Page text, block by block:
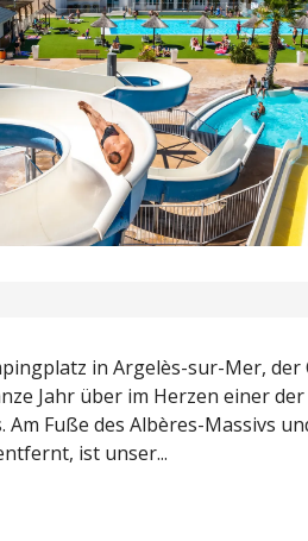
in Argelès-sur-Mer, der
Jahr über im Herzen einer
Am Fuße des Albères-Massivs
ist unser...